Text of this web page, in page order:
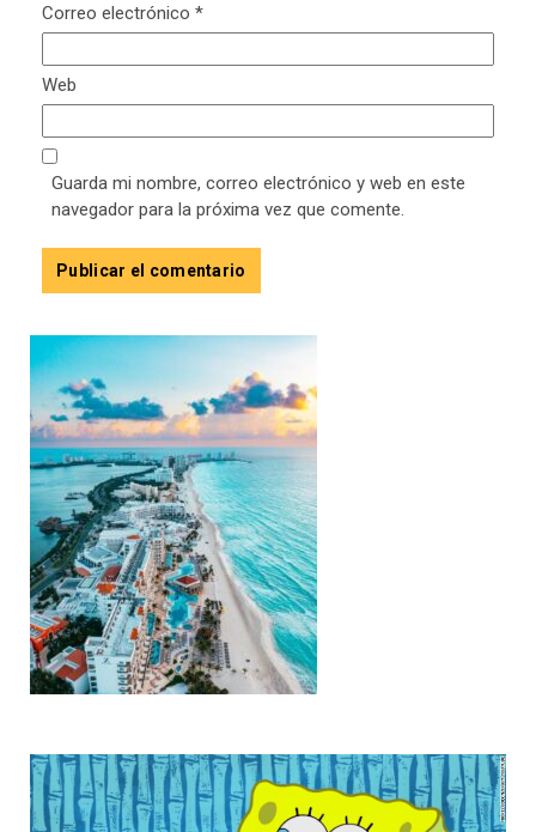
Correo electrónico *
Web
Guarda mi nombre, correo electrónico y web en este
navegador para la próxima vez que comente.